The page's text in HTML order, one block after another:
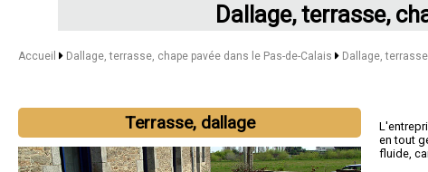
Dallage, terrasse,
Accueil Dallage, terrasse, chape pavée dans le Pas-de-Calais Dallage,
Terrasse, dallage
en tout
fluide,